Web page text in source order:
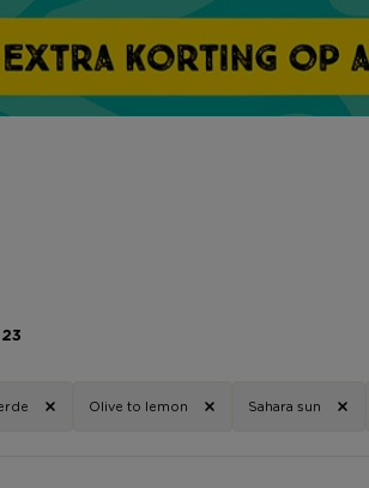
Olive to lemon Sahara sun